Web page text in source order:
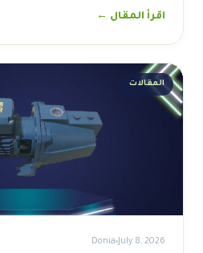
اقرأ المقال ←
المقالات
July 8, 2026
Donia